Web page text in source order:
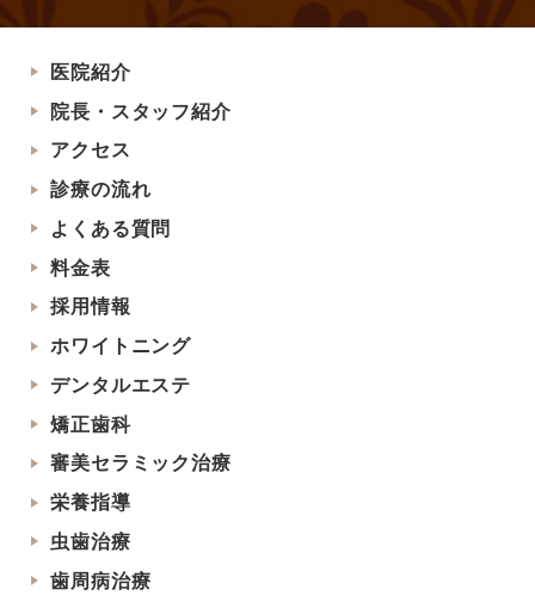
医院紹介
院長・スタッフ紹介
アクセス
診療の流れ
よくある質問
料金表
採用情報
ホワイトニング
デンタルエステ
矯正歯科
審美セラミック治療
栄養指導
虫歯治療
歯周病治療